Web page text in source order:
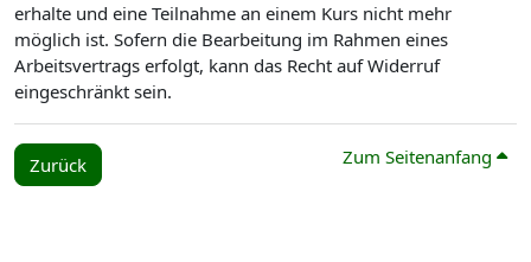
erhalte und eine Teilnahme an einem Kurs nicht mehr
möglich ist. Sofern die Bearbeitung im Rahmen eines
Arbeitsvertrags erfolgt, kann das Recht auf Widerruf
eingeschränkt sein.
Zurück Zum Seitenanfang